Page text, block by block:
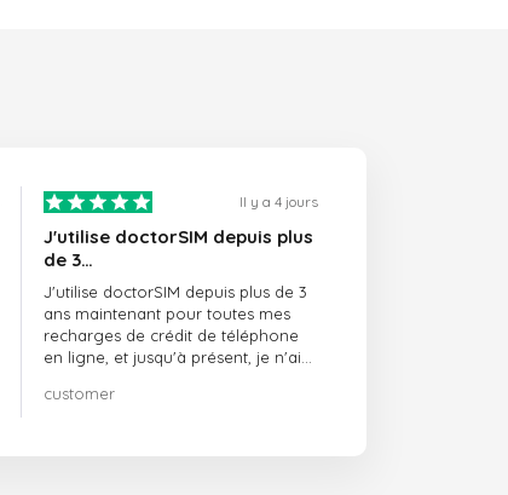
Il y a 4 jours
J'utilise doctorSIM depuis plus
de 3…
J'utilise doctorSIM depuis plus de 3
ans maintenant pour toutes mes
recharges de crédit de téléphone
en ligne, et jusqu'à présent, je n'ai
vivement !!!
customer